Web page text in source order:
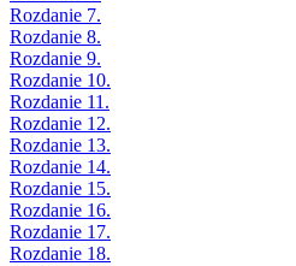
Rozdanie 7.
Rozdanie 8.
Rozdanie 9.
Rozdanie 10.
Rozdanie 11.
Rozdanie 12.
Rozdanie 13.
Rozdanie 14.
Rozdanie 15.
Rozdanie 16.
Rozdanie 17.
Rozdanie 18.